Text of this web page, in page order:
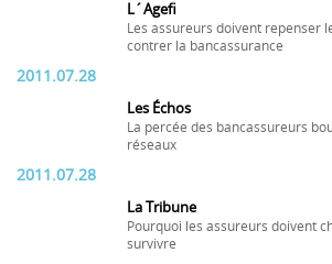
L´Agefi
Les assureurs doivent repenser
contrer la bancassurance
2011.07.28
Les Échos
La percée des bancassureurs
réseaux
2011.07.28
La Tribune
Pourquoi les assureurs doivent
survivre